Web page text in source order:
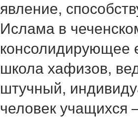
явление,
Ислама в
консолидирующее
школа хафизов,
штучный,
человек учащихся